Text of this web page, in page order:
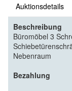
Auktionsdetails
Beschreibung
Büromöbel 3
Nebenraum
Bezahlung